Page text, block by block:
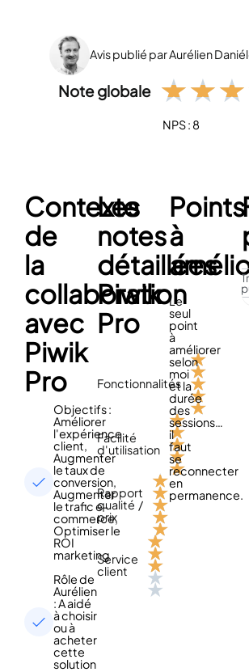
Avis publié par Aurélien
Note globale ★★★
NPS : 8
Contexte
de
la
collaboration
avec
Piwik
Pro
Objectifs :
Améliorer
l'expérience
client,
Augmenter
le taux de
conversion,
Augmenter
le trafic e-
commerce,
Optimiser le
ROI
marketing
Rôle de
Aurélien
: A aidé
à choisir
ou à
acheter
cette
solution
Les
notes
détaillées
Piwik
Pro
Fonctionnalités
★
★
★
★
★
Facilité
d'utilisation
★
★
★
★
★
Rapport
qualité /
prix
★
★
★
★
★
Service
client
★
★
★
★
★
Points
à
Le
seul
point
à
améliorer
selon
moi
et la
durée
des
sessions…
il
faut
se
reconnecter
en
permanence.